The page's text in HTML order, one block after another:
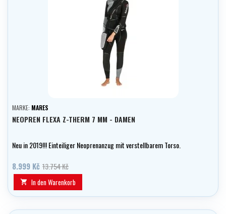
MARKE: MARES
NEOPREN FLEXA Z-THERM 7 MM - DAMEN
Neu in 2019!!! Einteiliger Neoprenanzug mit verstellbarem Torso.
8.999 Kč 13.754 Kč
 In den Warenkorb